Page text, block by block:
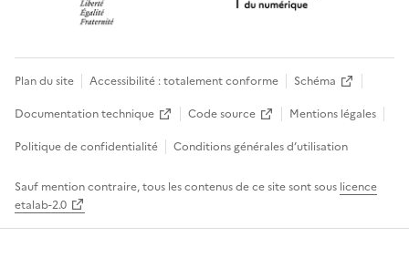
Plan du site Accessibilité : totalement conforme
Schéma
Documentation technique
Code source
Mentions légales
Politique de confidentialité
Conditions générales d’utilisation
Sauf mention contraire, tous les contenus de ce site sont sous licence
etalab-2.0